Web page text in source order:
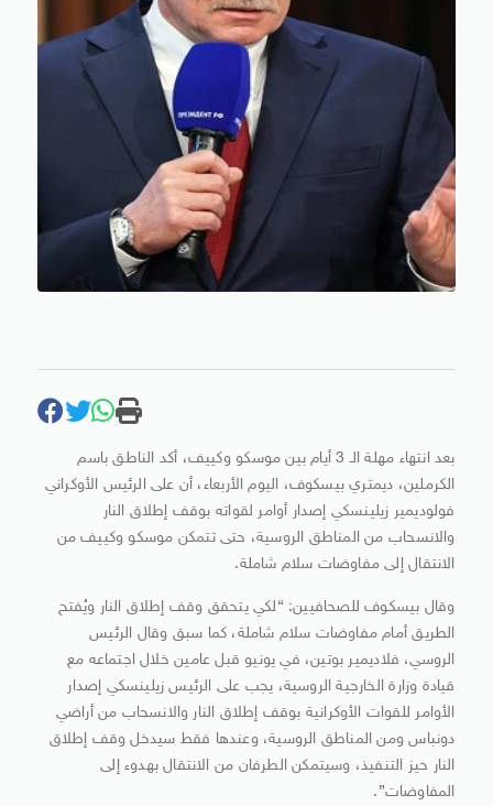
بعد انتهاء مهلة الـ 3 أيام بين موسكو وكييف، أكد الناطق باسم
الكرملين، ديمتري بيسكوف، اليوم الأربعاء، أن على الرئيس الأوكراني
فولوديمير زيلينسكي إصدار أوامر لقواته بوقف إطلاق النار
والانسحاب من المناطق الروسية، حتى تتمكن موسكو وكييف من
الانتقال إلى مفاوضات سلام شاملة.
وقال بيسكوف للصحافيين: “لكي يتحقق وقف إطلاق النار ويُفتح
الطريق أمام مفاوضات سلام شاملة، كما سبق وقال الرئيس
الروسي، فلاديمير بوتين، في يونيو قبل عامين خلال اجتماعه مع
قيادة وزارة الخارجية الروسية، يجب على الرئيس زيلينسكي إصدار
الأوامر للقوات الأوكرانية بوقف إطلاق النار والانسحاب من أراضي
دونباس ومن المناطق الروسية، وعندها فقط سيدخل وقف إطلاق
النار حيز التنفيذ، وسيتمكن الطرفان من الانتقال بهدوء إلى
المفاوضات”.